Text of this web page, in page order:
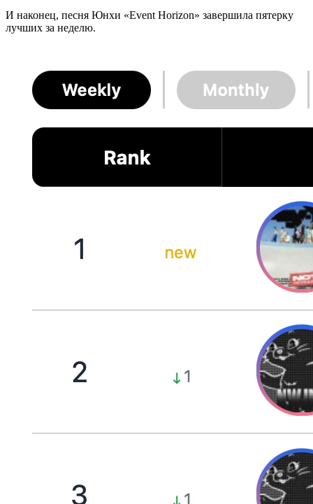
И наконец, песня Юнхи «Event Horizon» завершила пятерку
лучших за неделю.